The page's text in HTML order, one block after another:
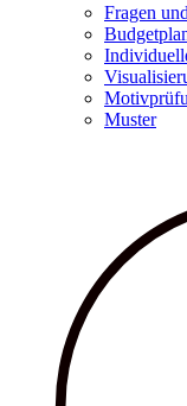
Fragen
Muster